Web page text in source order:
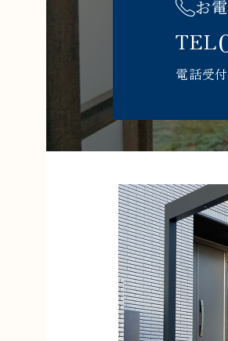
お
TEL
電話受付